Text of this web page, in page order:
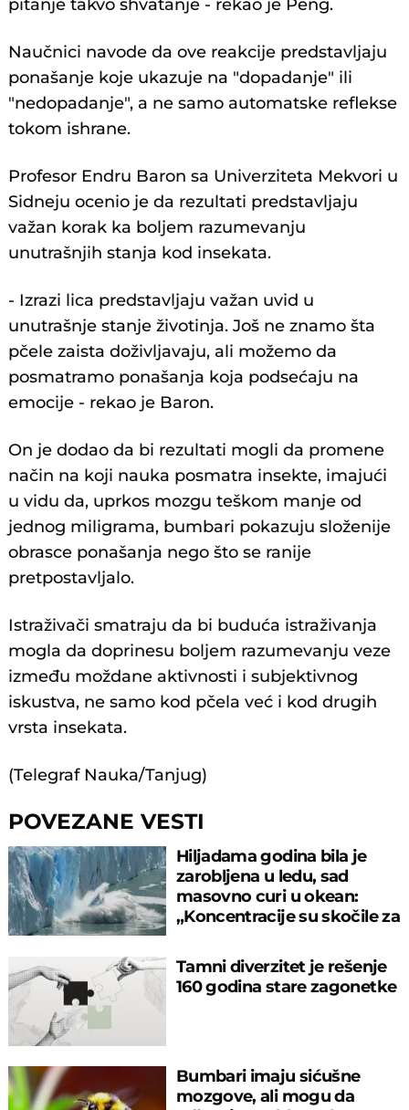
pitanje takvo shvatanje - rekao je Peng.
Naučnici navode da ove reakcije predstavljaju
ponašanje koje ukazuje na "dopadanje" ili
"nedopadanje", a ne samo automatske reflekse
tokom ishrane.
Profesor Endru Baron sa Univerziteta Mekvori u
Sidneju ocenio je da rezultati predstavljaju
važan korak ka boljem razumevanju
unutrašnjih stanja kod insekata.
- Izrazi lica predstavljaju važan uvid u
unutrašnje stanje životinja. Još ne znamo šta
pčele zaista doživljavaju, ali možemo da
posmatramo ponašanja koja podsećaju na
emocije - rekao je Baron.
On je dodao da bi rezultati mogli da promene
način na koji nauka posmatra insekte, imajući
u vidu da, uprkos mozgu teškom manje od
jednog miligrama, bumbari pokazuju složenije
obrasce ponašanja nego što se ranije
pretpostavljalo.
Istraživači smatraju da bi buduća istraživanja
mogla da doprinesu boljem razumevanju veze
između moždane aktivnosti i subjektivnog
iskustva, ne samo kod pčela već i kod drugih
vrsta insekata.
(Telegraf Nauka/Tanjug)
POVEZANE VESTI
Hiljadama godina bila je
zarobljena u ledu, sad
masovno curi u okean:
„Koncentracije su skočile za
Tamni diverzitet je rešenje
160 godina stare zagonetke
Bumbari imaju sićušne
mozgove, ali mogu da